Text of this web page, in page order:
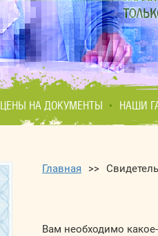
ЦЕНЫ НА ДОКУМЕНТЫ НАШИ
Главная >>
Вам необходимо